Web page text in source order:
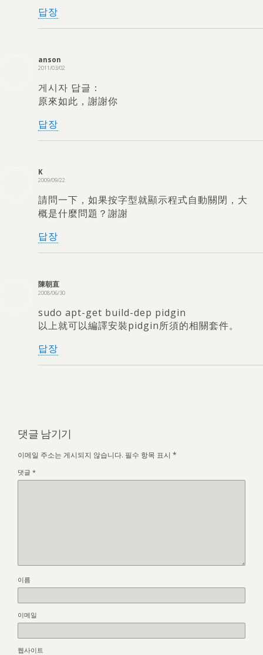
답장
anson
2011/03/02
게시자 답글：
原來如此 ，謝謝你
답장
K
2009/09/22
請問一下 ， 如果按字型就顯示程式自動關閉 ， 大
概是什麼問題？謝謝
답장
陳朝直
2008/06/30
sudo apt-get build-dep pidgin
以上就可以編譯安裝pidgin所須的相關套件。
답장
댓글 남기기
이메일 주소는 게시되지 않습니다. 필수 항목 표시 *
댓글 *
이름
이메일
웹사이트